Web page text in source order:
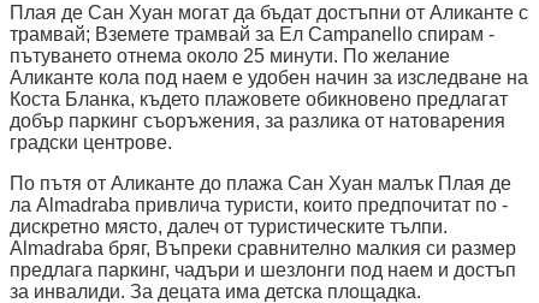
Плая де Сан Хуан могат да бъдат достъпни от Аликанте с
трамвай; Вземете трамвай за Ел Campanello спирам -
пътуването отнема около 25 минути. По желание
Аликанте кола под наем е удобен начин за изследване на
Коста Бланка, където плажовете обикновено предлагат
добър паркинг съоръжения, за разлика от натоварения
градски центрове.
По пътя от Аликанте до плажа Сан Хуан малък Плая де
ла Almadraba привлича туристи, които предпочитат по -
дискретно място, далеч от туристическите тълпи.
Almadraba бряг, Въпреки сравнително малкия си размер
предлага паркинг, чадъри и шезлонги под наем и достъп
за инвалиди. За децата има детска площадка.